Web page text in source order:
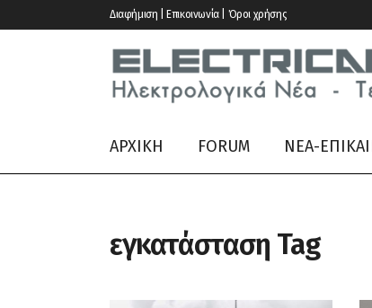
Διαφήμιση | Επικοινωνία | Όροι χρήσης
ΑΡΧΙΚΗ FORUM ΝΕΑ-
εγκατάσταση Tag